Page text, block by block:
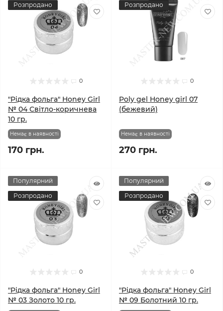
Розпродано
0
"Рідка фольга" Honey Girl
№ 04 Світло-коричнева
10 гр.
Немає в наявності
170 грн.
Розпродано
0
Poly gel Honey girl 07
(бежевий)
Немає в наявності
270 грн.
Популярний
Розпродано
0
"Рідка фольга" Honey Girl
№ 03 Золото 10 гр.
Популярний
Розпродано
0
"Рідка фольга" Honey Girl
№ 09 Болотний 10 гр.